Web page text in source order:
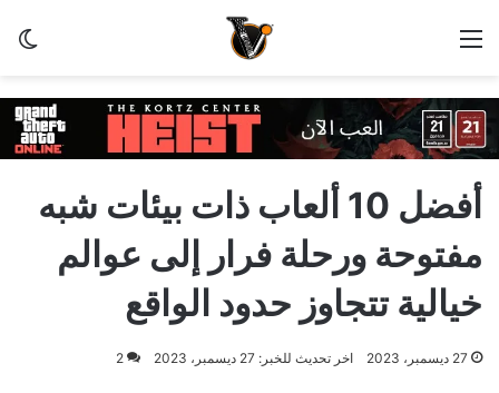
القائمة
أفضل 10 ألعاب ذات بيئات شبه
مفتوحة ورحلة فرار إلى عوالم
خيالية تتجاوز حدود الواقع
27 ديسمبر، 2023 اخر تحديث للخبر: 27 ديسمبر، 2023 2